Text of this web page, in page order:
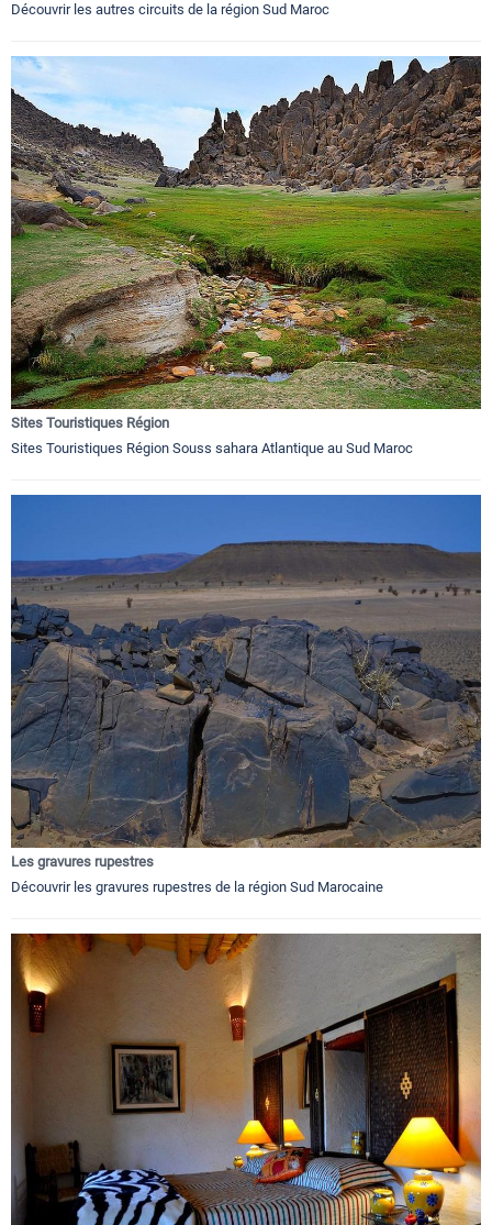
Découvrir les autres circuits de la région Sud Maroc
Sites Touristiques Région
Sites Touristiques Région Souss sahara Atlantique au Sud Maroc
Les gravures rupestres
Découvrir les gravures rupestres de la région Sud Marocaine